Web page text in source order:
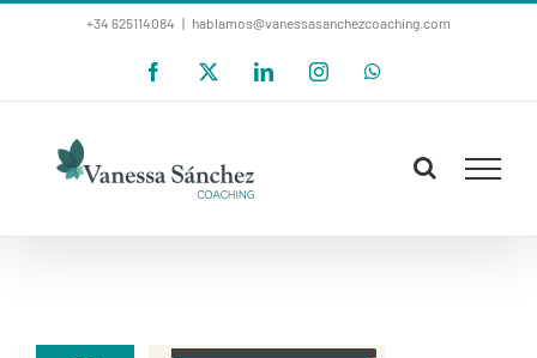
+34 625114084 | hablamos@vanessasanchezcoaching.com
Facebook LinkedInInstagramWhatsApp